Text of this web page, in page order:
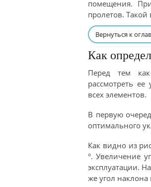
помещения.
пролетов.
Вернуться к
Как
Перед тем
рассмотреть ее
всех элементов.
В первую
оптимального
Как видно из
°. Увеличение
эксплуатации.
же угол